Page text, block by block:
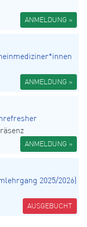
ANMELDUNG »
ANMELDUNG »
ANMELDUNG »
2025/2026)
AUSGEBUCHT